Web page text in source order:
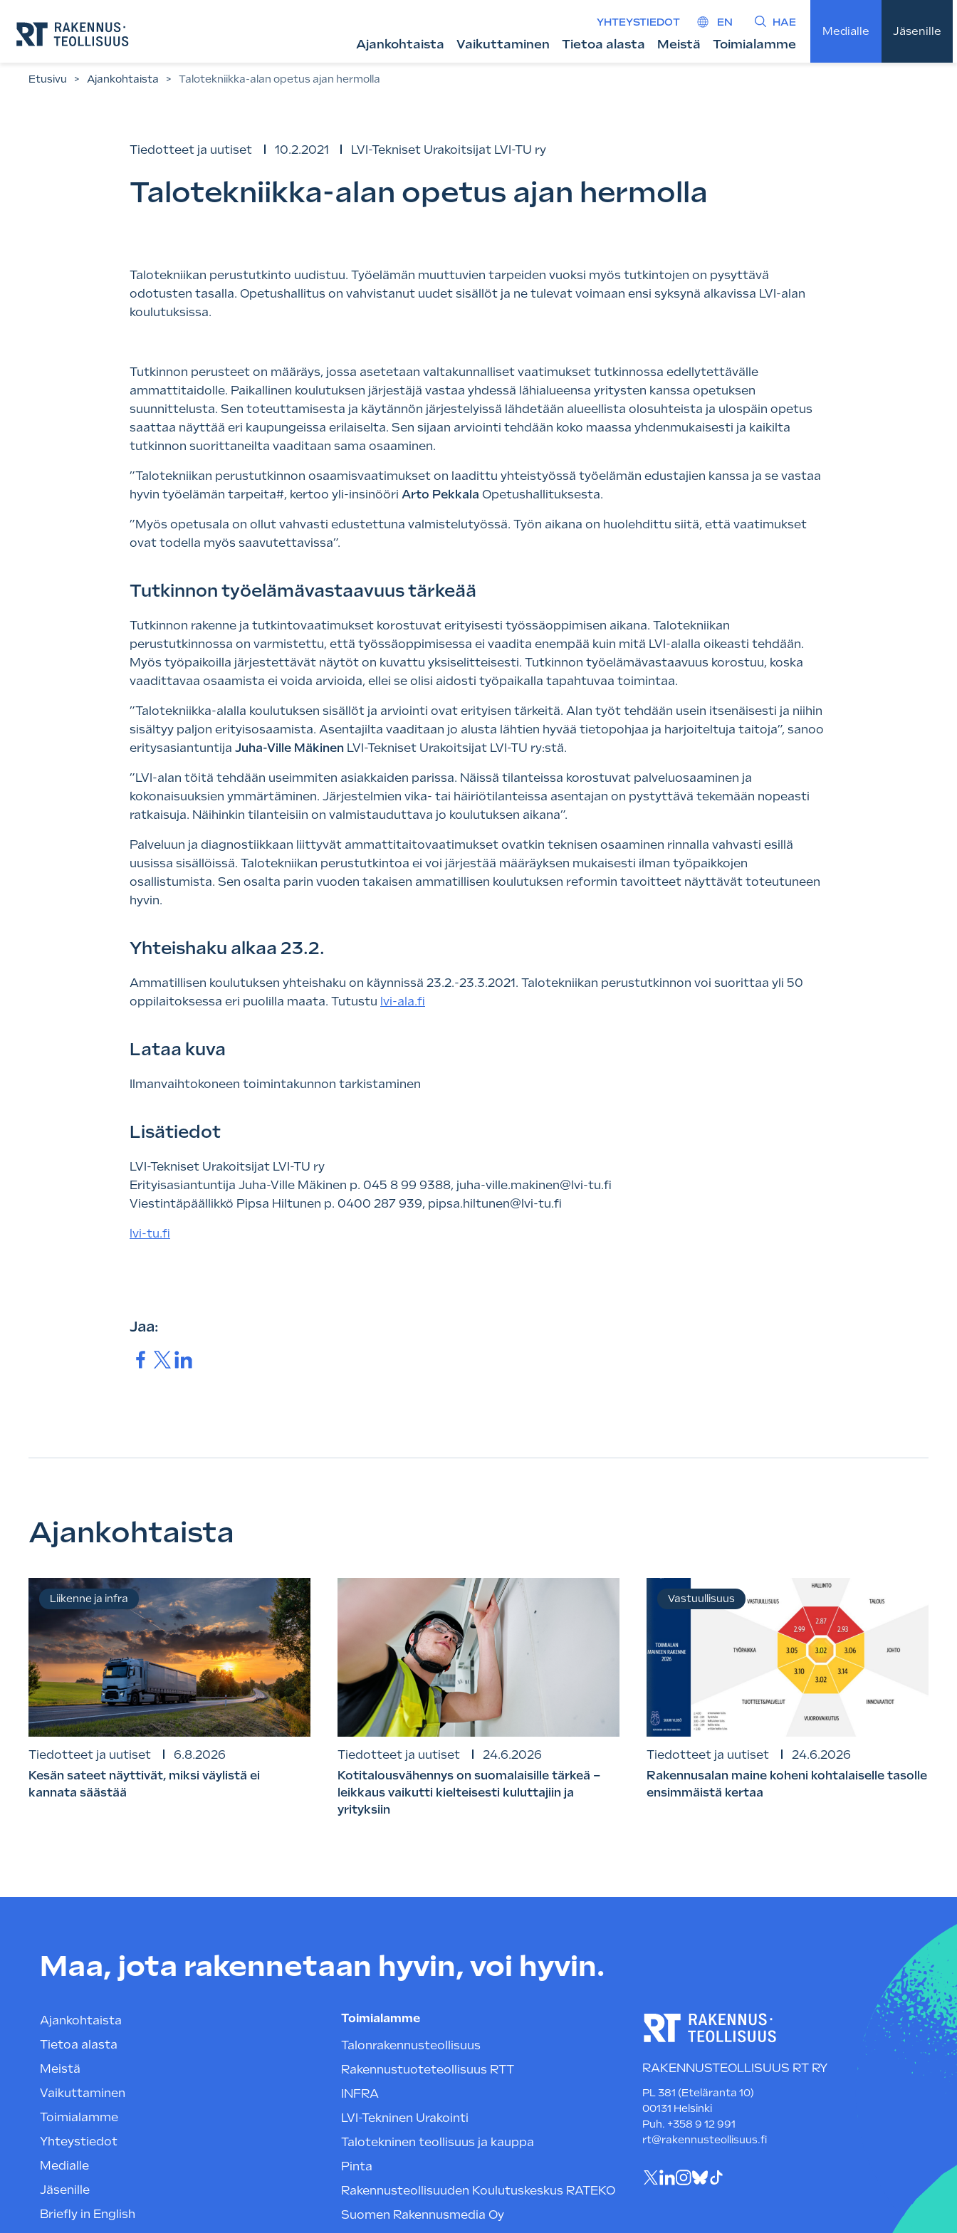
suoraan
sisältöön.
YHTEYSTIEDOT EN HAE
Ajankohtaista Vaikuttaminen Tietoa alasta Meistä Toimialamme
Medialle Jäsenille
Etusivu > Ajankohtaista > Talotekniikka-alan opetus ajan hermolla
Tiedotteet ja uutiset 10.2.2021 LVI-Tekniset Urakoitsijat LVI-TU ry
Talotekniikka-alan opetus ajan hermolla
Talotekniikan perustutkinto uudistuu. Työelämän muuttuvien tarpeiden vuoksi myös tutkintojen on pysyttävä
odotusten tasalla. Opetushallitus on vahvistanut uudet sisällöt ja ne tulevat voimaan ensi syksynä alkavissa LVI-alan
koulutuksissa.
Tutkinnon perusteet on määräys, jossa asetetaan valtakunnalliset vaatimukset tutkinnossa edellytettävälle
ammattitaidolle. Paikallinen koulutuksen järjestäjä vastaa yhdessä lähialueensa yritysten kanssa opetuksen
suunnittelusta. Sen toteuttamisesta ja käytännön järjestelyissä lähdetään alueellista olosuhteista ja ulospäin opetus
saattaa näyttää eri kaupungeissa erilaiselta. Sen sijaan arviointi tehdään koko maassa yhdenmukaisesti ja kaikilta
tutkinnon suorittaneilta vaaditaan sama osaaminen.
”Talotekniikan perustutkinnon osaamisvaatimukset on laadittu yhteistyössä työelämän edustajien kanssa ja se vastaa
hyvin työelämän tarpeita#, kertoo yli-insinööri Arto Pekkala Opetushallituksesta.
”Myös opetusala on ollut vahvasti edustettuna valmistelutyössä. Työn aikana on huolehdittu siitä, että vaatimukset
ovat todella myös saavutettavissa”.
Tutkinnon työelämävastaavuus tärkeää
Tutkinnon rakenne ja tutkintovaatimukset korostuvat erityisesti työssäoppimisen aikana. Talotekniikan
perustutkinnossa on varmistettu, että työssäoppimisessa ei vaadita enempää kuin mitä LVI-alalla oikeasti tehdään.
Myös työpaikoilla järjestettävät näytöt on kuvattu yksiselitteisesti. Tutkinnon työelämävastaavuus korostuu, koska
vaadittavaa osaamista ei voida arvioida, ellei se olisi aidosti työpaikalla tapahtuvaa toimintaa.
”Talotekniikka-alalla koulutuksen sisällöt ja arviointi ovat erityisen tärkeitä. Alan työt tehdään usein itsenäisesti ja niihin
sisältyy paljon erityisosaamista. Asentajilta vaaditaan jo alusta lähtien hyvää tietopohjaa ja harjoiteltuja taitoja”, sanoo
eritysasiantuntija Juha-Ville Mäkinen LVI-Tekniset Urakoitsijat LVI-TU ry:stä.
”LVI-alan töitä tehdään useimmiten asiakkaiden parissa. Näissä tilanteissa korostuvat palveluosaaminen ja
kokonaisuuksien ymmärtäminen. Järjestelmien vika- tai häiriötilanteissa asentajan on pystyttävä tekemään nopeasti
ratkaisuja. Näihinkin tilanteisiin on valmistauduttava jo koulutuksen aikana”.
Palveluun ja diagnostiikkaan liittyvät ammattitaitovaatimukset ovatkin teknisen osaaminen rinnalla vahvasti esillä
uusissa sisällöissä. Talotekniikan perustutkintoa ei voi järjestää määräyksen mukaisesti ilman työpaikkojen
osallistumista. Sen osalta parin vuoden takaisen ammatillisen koulutuksen reformin tavoitteet näyttävät toteutuneen
hyvin.
Yhteishaku alkaa 23.2.
Ammatillisen koulutuksen yhteishaku on käynnissä 23.2.-23.3.2021. Talotekniikan perustutkinnon voi suorittaa yli 50
oppilaitoksessa eri puolilla maata. Tutustu lvi-ala.fi
Lataa kuva
Ilmanvaihtokoneen toimintakunnon tarkistaminen
Lisätiedot
LVI-Tekniset Urakoitsijat LVI-TU ry
Erityisasiantuntija Juha-Ville Mäkinen p. 045 8 99 9388, juha-ville.makinen@lvi-tu.fi
Viestintäpäällikkö Pipsa Hiltunen p. 0400 287 939, pipsa.hiltunen@lvi-tu.fi
lvi-tu.fi
Jaa:
Jaa. Jaa.Jaa.
Ajankohtaista
Tiedotteet ja uutiset
6.8.2026
Kesän sateet näyttivät, miksi väylistä ei
kannata säästää
Liikenne ja infra
Tiedotteet ja uutiset
24.6.2026
Kotitalousvähennys on suomalaisille tärkeä –
leikkaus vaikutti kielteisesti kuluttajiin ja
yrityksiin
Tiedotteet ja uutiset
24.6.2026
Rakennusalan maine koheni kohtalaiselle tasolle
ensimmäistä kertaa
Vastuullisuus
Maa, jota rakennetaan hyvin, voi hyvin.
Ajankohtaista
Tietoa alasta
Meistä
Vaikuttaminen
Toimialamme
Yhteystiedot
Medialle
Jäsenille
Briefly in English
Toimialamme
Talonrakennusteollisuus
Rakennustuoteteollisuus RTT
INFRA
LVI-Tekninen Urakointi
Talotekninen teollisuus ja kauppa
Pinta
Rakennusteollisuuden Koulutuskeskus RATEKO
Suomen Rakennusmedia Oy
RAKENNUSTEOLLISUUS RT RY
PL 381 (Eteläranta 10)
00131 Helsinki
Puh. +358 9 12 991
rt@rakennusteollisuus.fi